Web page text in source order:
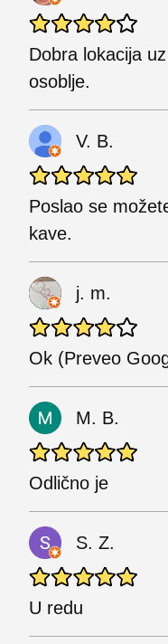
Dobra lokacija
osoblje.
V. B.
Poslao se
kave.
j. m.
Ok (Preveo
M. B.
Odlično je
S. Z.
U redu